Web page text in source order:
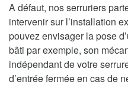
A défaut, nos serruriers
intervenir sur l’installation
pouvez envisager la pose
bâti par exemple, son
indépendant de votre
d’entrée fermée en cas de